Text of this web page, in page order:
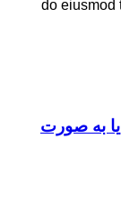
do eiusmod
به صورت